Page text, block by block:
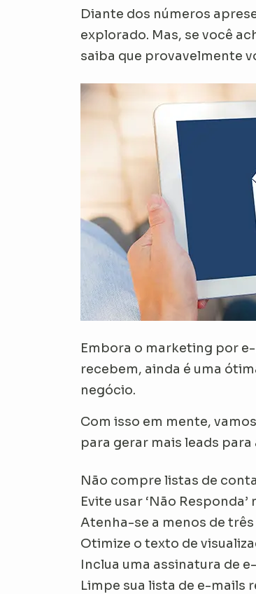
Diante dos números
explorado. Mas, se você
saiba que provavelmente
Embora o marketing por
recebem, ainda é uma
negócio.
Com isso em mente,
para gerar mais leads para
Não compre listas de
Evite usar ‘Não
Atenha-se a menos de
Otimize o texto de
Inclua uma assinatura de
Limpe sua lista de e-mails